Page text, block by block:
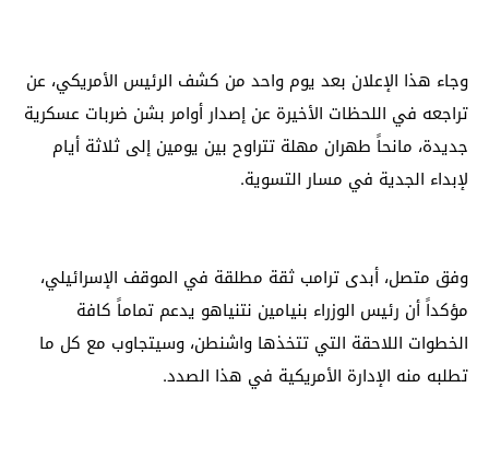
وجاء هذا الإعلان بعد يوم واحد من كشف الرئيس الأمريكي، عن
تراجعه في اللحظات الأخيرة عن إصدار أوامر بشن ضربات عسكرية
جديدة، مانحاً طهران مهلة تتراوح بين يومين إلى ثلاثة أيام
لإبداء الجدية في مسار التسوية.
وفق متصل، أبدى ترامب ثقة مطلقة في الموقف الإسرائيلي،
مؤكداً أن رئيس الوزراء بنيامين نتنياهو يدعم تماماً كافة
الخطوات اللاحقة التي تتخذها واشنطن، وسيتجاوب مع كل ما
تطلبه منه الإدارة الأمريكية في هذا الصدد.